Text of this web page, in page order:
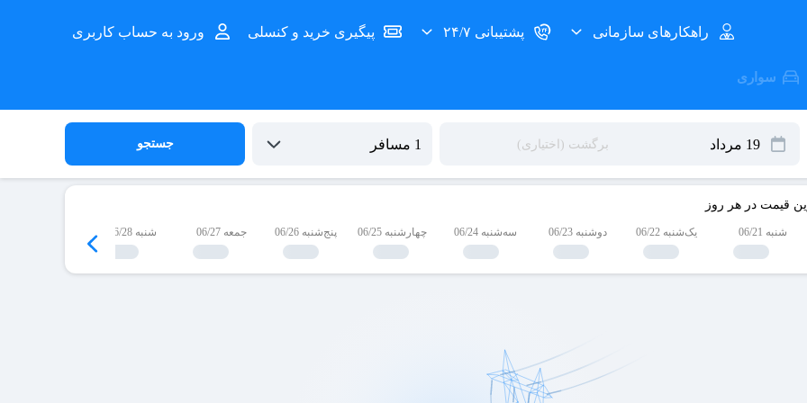
راهکارهای سازمانی پشتیبانی ۲۴/۷ پیگیری خرید و کنسلی ورود به حساب کاربری
سواری
جستجو
قیمت در هر روز
شنبه 06/21 یک‌شنبه 06/22 دوشنبه 06/23 سه‌شنبه 06/24 چهارشنبه 06/25 پنج‌شنبه 06/26 جمعه 06/27 شنبه 06/28